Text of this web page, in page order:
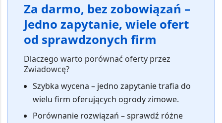
Za darmo, bez zobowiązań –
Jedno zapytanie, wiele ofert
od sprawdzonych firm
Dlaczego warto porównać oferty przez
Zwiadowcę?
Szybka wycena – jedno zapytanie trafia do
wielu firm oferujących ogrody zimowe.
Porównanie rozwiązań – sprawdź różne